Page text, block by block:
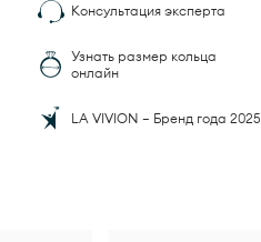
Консультация эксперта
Узнать размер кольца
онлайн
LA VIVION — Бренд года 2025